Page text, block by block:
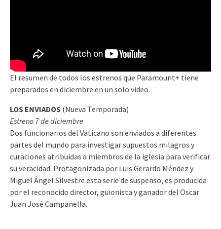
El resumen de todos los estrenos que Paramount+ tiene
preparados en diciembre en un solo video.
LOS ENVIADOS (Nueva Temporada)
Estreno 7 de diciembre
Dos funcionarios del Vaticano son enviados a diferentes
partes del mundo para investigar supuestos milagros y
curaciones atribuidas a miembros de la iglesia para verificar
su veracidad. Protagonizada por Luis Gerardo Méndez y
Miguel Ángel Silvestre esta serie de suspenso, es producida
por el reconocido director, guionista y ganador del Oscar
Juan José Campanella.